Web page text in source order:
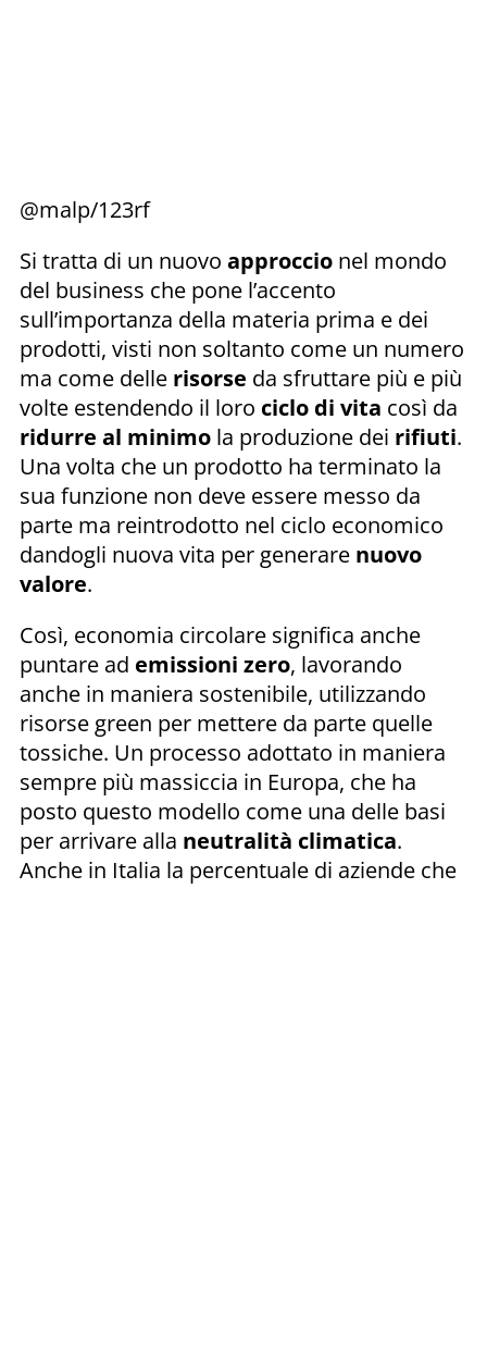
@malp/123rf
Si tratta di un nuovo approccio nel mondo
del business che pone l’accento
sull’importanza della materia prima e dei
prodotti, visti non soltanto come un numero
ma come delle risorse da sfruttare più e più
volte estendendo il loro ciclo di vita così da
ridurre al minimo la produzione dei rifiuti.
Una volta che un prodotto ha terminato la
sua funzione non deve essere messo da
parte ma reintrodotto nel ciclo economico
dandogli nuova vita per generare nuovo
valore.
Così, economia circolare significa anche
puntare ad emissioni zero, lavorando
anche in maniera sostenibile, utilizzando
risorse green per mettere da parte quelle
tossiche. Un processo adottato in maniera
sempre più massiccia in Europa, che ha
posto questo modello come una delle basi
per arrivare alla neutralità climatica.
Anche in Italia la percentuale di aziende che